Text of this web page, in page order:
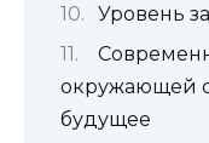
Уровень
окружающей
будущее